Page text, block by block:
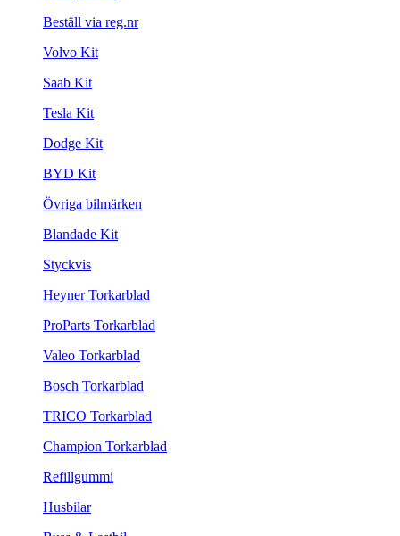
Beställ via reg.nr
Volvo Kit
Saab Kit
Tesla Kit
Dodge Kit
BYD Kit
Övriga bilmärken
Blandade Kit
Styckvis
Heyner Torkarblad
ProParts Torkarblad
Valeo Torkarblad
Bosch Torkarblad
TRICO Torkarblad
Champion Torkarblad
Refillgummi
Husbilar